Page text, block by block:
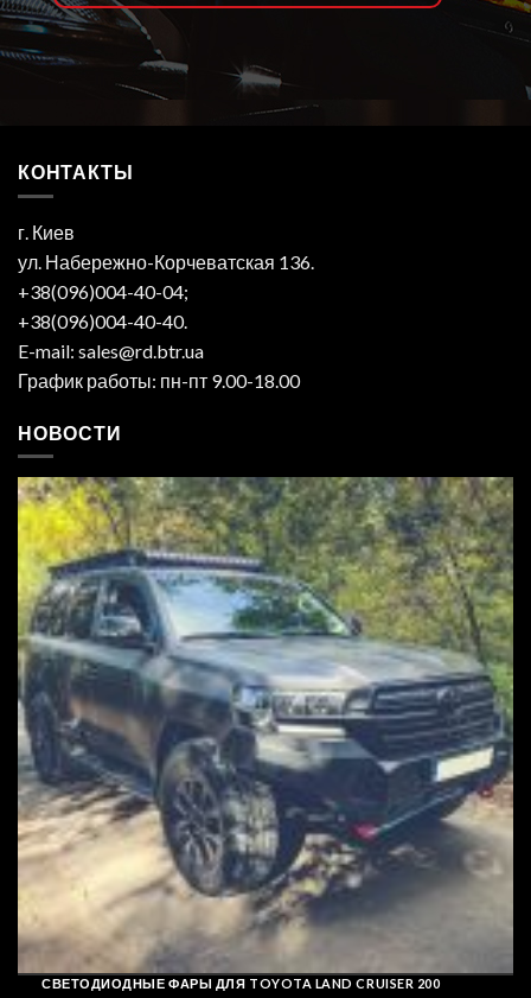
КОНТАКТЫ
г. Киев
ул. Набережно-Корчеватская 136.
+38(096)004-40-04;
+38(096)004-40-40.
E-mail: sales@rd.btr.ua
График работы: пн-пт 9.00-18.00
НОВОСТИ
СВЕТОДИОДНЫЕ ФАРЫ ДЛЯ TOYOTA LAND CRUISER 200